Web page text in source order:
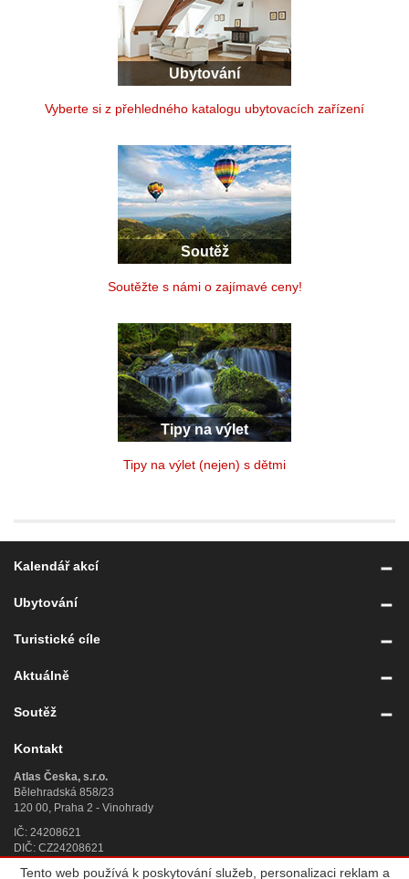
Ubytování
Vyberte si z přehledného katalogu ubytovacích zařízení
Soutěž
Soutěžte s námi o zajímavé ceny!
Tipy na výlet
Tipy na výlet (nejen) s dětmi
Kalendář akcí
Ubytování
Turistické cíle
Aktuálně
Soutěž
Kontakt
Atlas Česka, s.r.o.
Bělehradská 858/23
120 00, Praha 2 - Vinohrady
IČ: 24208621
DIČ: CZ24208621
Úplný kontakt »
Tento web používá k poskytování služeb, personalizaci reklam a